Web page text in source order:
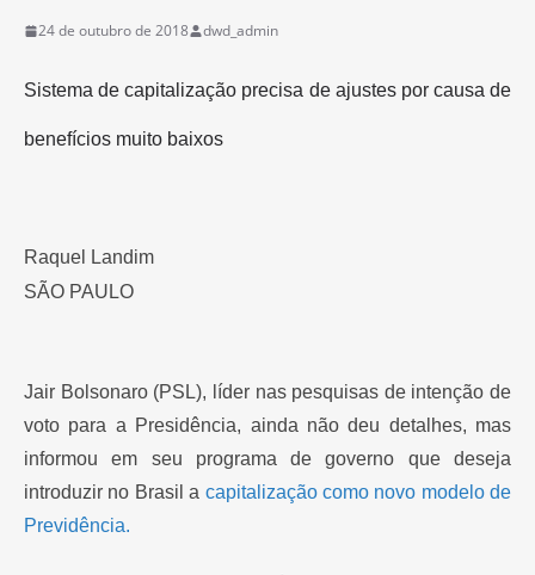
24 de outubro de 2018 dwd_admin
Sistema de capitalização precisa de ajustes por causa de
benefícios muito baixos
Raquel Landim
SÃO PAULO
Jair Bolsonaro (PSL), líder nas pesquisas de intenção de
voto para a Presidência, ainda não deu detalhes, mas
informou em seu programa de governo que deseja
introduzir no Brasil a capitalização como novo modelo de
Previdência.